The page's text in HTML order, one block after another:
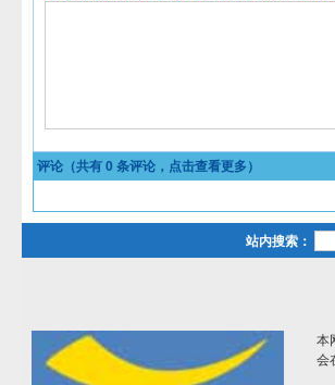
评论（共有 0 条评论，点击查看更多）
站内搜索：
本
会